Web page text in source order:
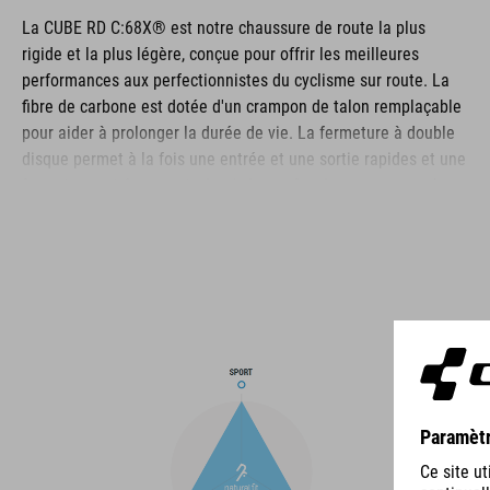
La CUBE RD C:68X® est notre chaussure de route la plus
rigide et la plus légère, conçue pour offrir les meilleures
performances aux perfectionnistes du cyclisme sur route. La
fibre de carbone est dotée d'un crampon de talon remplaçable
pour aider à prolonger la durée de vie. La fermeture à double
disque permet à la fois une entrée et une sortie rapides et une
et une semelle intérieure NF Ergonomics assure le meilleur